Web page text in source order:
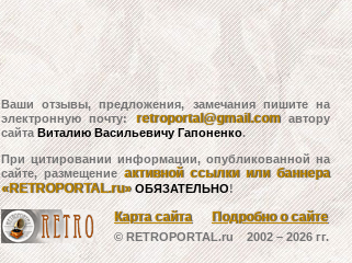
Ваши отзывы, предложения, замечания пишите на
электронную почту:retroportal@gmail.comавтору
сайтаВиталию Васильевичу Гапоненко.
При цитировании информации, опубликованной на
сайте, размещениеактивной ссылки или баннера
«RETROPORTAL.ru» ОБЯЗАТЕЛЬНО!
Карта сайта Подробно о сайте
© RETROPORTAL.ru 2002 –2026 гг.